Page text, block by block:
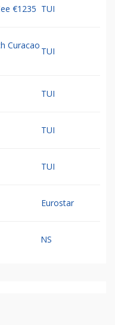
€1235 TUI
Curacao
TUI
TUI
TUI
TUI
Eurostar
NS